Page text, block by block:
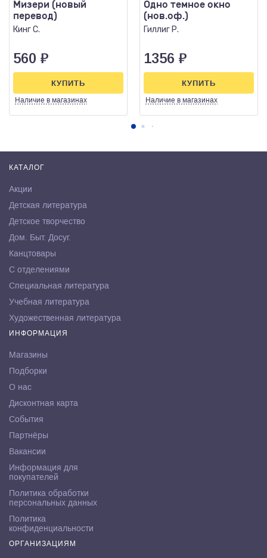
Мизери (новый
перевод)
Кинг С.
560 ₽
Наличие в магазинах
КУПИТЬ
Одно темное окно
(нов.оф.)
Гиллиг Р.
1356 ₽
Наличие в магазинах
КУПИТЬ
КАТАЛОГ
Акции
Детская литература
Детское творчество
Дом. Быт. Досуг.
Канцтовары
С отделениями
Специальная литература
Учебная литература
Художественная литература
ИНФОРМАЦИЯ
Магазины
Подборки
О нас
Дисконтная карта
События
Партнёры
Вакансии
Информация для
покупателей
Политика обработки
персональных данных
Политика
конфиденциальности
ОРГАНИЗАЦИЯМ